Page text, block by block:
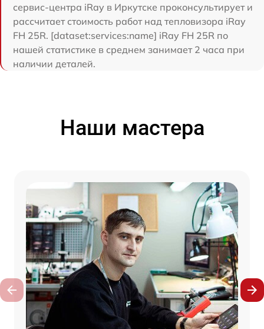
сервис-центра iRay в Иркутске проконсультирует и
рассчитает стоимость работ над тепловизора iRay
FH 25R. [dataset:services:name] iRay FH 25R по
нашей статистике в среднем занимает 2 часа при
наличии деталей.
Наши мастера